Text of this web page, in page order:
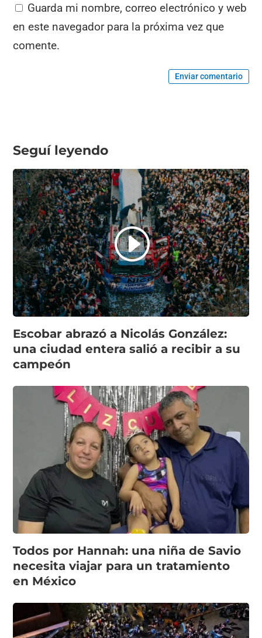
Guarda mi nombre, correo electrónico y web
en este navegador para la próxima vez que
comente.
Enviar comentario
Seguí leyendo
Escobar abrazó a Nicolás González:
una ciudad entera salió a recibir a su
campeón
Todos por Hannah: una niña de Savio
necesita viajar para un tratamiento
en México